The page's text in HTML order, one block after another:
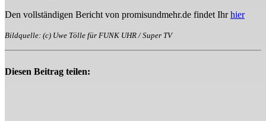
Den vollständigen Bericht von promisundmehr.de findet Ihrhier
Bildquelle: (c) Uwe Tölle für FUNK UHR / Super TV
Diesen Beitrag teilen: